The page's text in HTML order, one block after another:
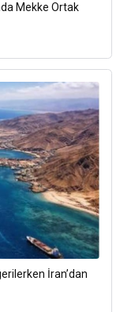
Mekke Ortak
İran’dan